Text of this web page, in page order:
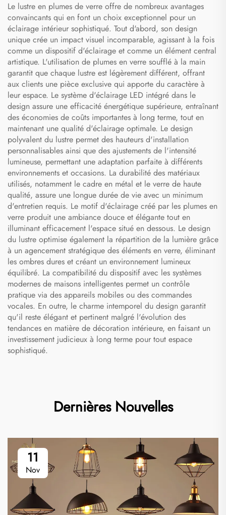
Le lustre en plumes de verre offre de nombreux avantages
convaincants qui en font un choix exceptionnel pour un
éclairage intérieur sophistiqué. Tout d'abord, son design
unique crée un impact visuel incomparable, agissant à la fois
comme un dispositif d'éclairage et comme un élément central
artistique. L'utilisation de plumes en verre soufflé à la main
garantit que chaque lustre est légèrement différent, offrant
aux clients une pièce exclusive qui apporte du caractère à
leur espace. Le système d'éclairage LED intégré dans le
design assure une efficacité énergétique supérieure, entraînant
des économies de coûts importantes à long terme, tout en
maintenant une qualité d'éclairage optimale. Le design
polyvalent du lustre permet des hauteurs d'installation
personnalisables ainsi que des ajustements de l'intensité
lumineuse, permettant une adaptation parfaite à différents
environnements et occasions. La durabilité des matériaux
utilisés, notamment le cadre en métal et le verre de haute
qualité, assure une longue durée de vie avec un minimum
d'entretien requis. Le motif d'éclairage créé par les plumes en
verre produit une ambiance douce et élégante tout en
illuminant efficacement l'espace situé en dessous. Le design
du lustre optimise également la répartition de la lumière grâce
à un agencement stratégique des éléments en verre, éliminant
les ombres dures et créant un environnement lumineux
équilibré. La compatibilité du dispositif avec les systèmes
modernes de maisons intelligentes permet un contrôle
pratique via des appareils mobiles ou des commandes
vocales. En outre, le charme intemporel du design garantit
qu'il reste élégant et pertinent malgré l'évolution des
tendances en matière de décoration intérieure, en faisant un
investissement judicieux à long terme pour tout espace
sophistiqué.
Dernières Nouvelles
11
Nov